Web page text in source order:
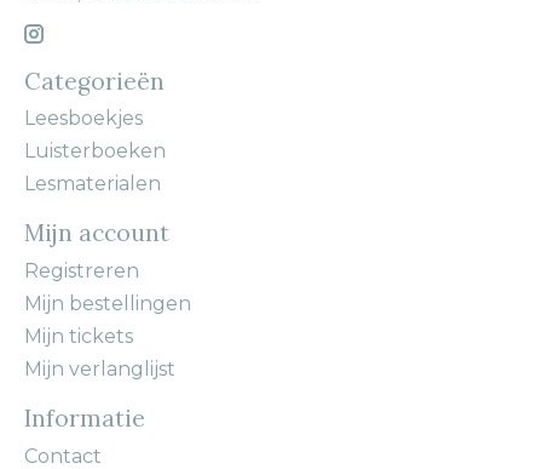
Categorieën
Leesboekjes
Luisterboeken
Lesmaterialen
Mijn account
Registreren
Mijn bestellingen
Mijn tickets
Mijn verlanglijst
Informatie
Contact